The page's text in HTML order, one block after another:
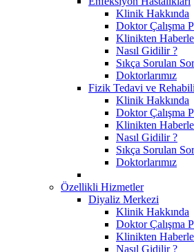
Klinik Hakkında
Doktor Çalışma
Klinikten
Nasıl Gidilir ?
Sıkça Sorulan
Doktorlarımız
Fizik Tedavi ve
Klinik Hakkında
Doktor Çalışma
Klinikten
Nasıl Gidilir ?
Sıkça Sorulan
Doktorlarımız
Özellikli Hizmetler
Diyaliz Merkezi
Klinik Hakkında
Doktor Çalışma
Klinikten
Nasıl Gidilir ?